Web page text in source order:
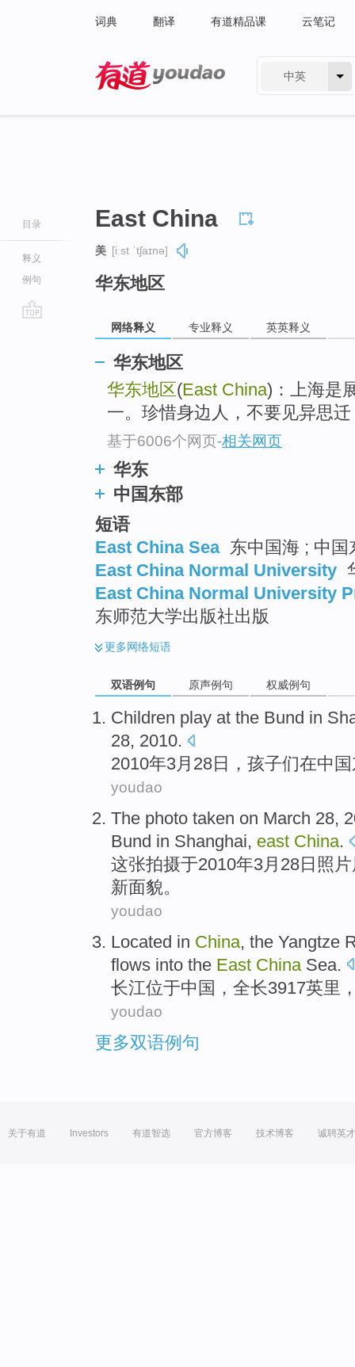
词典 翻译 有道精品课 云笔记
中英
目录
释义
例句
East China
美 [iːst ˈtʃaɪnə]
华东地区
网络释义 专业释义 英英释义
华东地区
华东地区(East China)：上海是
一。珍惜身边人，不要见异思
基于6006个网页-相关网页
华东
中国东部
短语
East China Sea 东中国海 ; 中
East China Normal University
East China Normal University
东师范大学出版社出版
更多网络短语
双语例句 原声例句 权威例句
Children play at the Bund in
28, 2010.
2010年3月 28日， 孩子们在中国
youdao
The photo taken on March 28,
Bund in Shanghai, east China.
这张拍摄于2010年3月 28日 照片
新面貌。
youdao
Located in China, the Yangtze
flows into the East China Sea.
长江位于中国，全长3917英里
youdao
更多双语例句
关于有道 Investors 有道智选 官方博客 技术博客 诚聘英才